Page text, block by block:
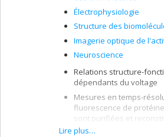
Électrophysiologie
Structure des
Imagerie optique de
Neuroscience
Relations structure-
dépendants du voltage
Mesures en temps-
fluorescence de
sont purifiées et
systèmes membranaires
Lire plus…